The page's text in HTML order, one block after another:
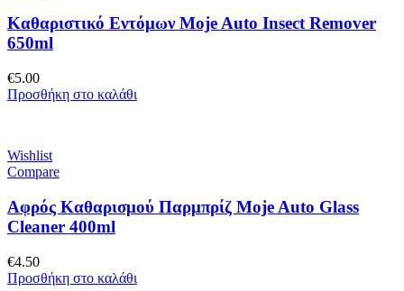
Καθαριστικό Εντόμων Moje Auto Insect Remover
650ml
€5.00
Προσθήκη στο καλάθι
Wishlist
Compare
Αφρός Καθαρισμού Παρμπρίζ Moje Auto Glass
Cleaner 400ml
€4.50
Προσθήκη στο καλάθι